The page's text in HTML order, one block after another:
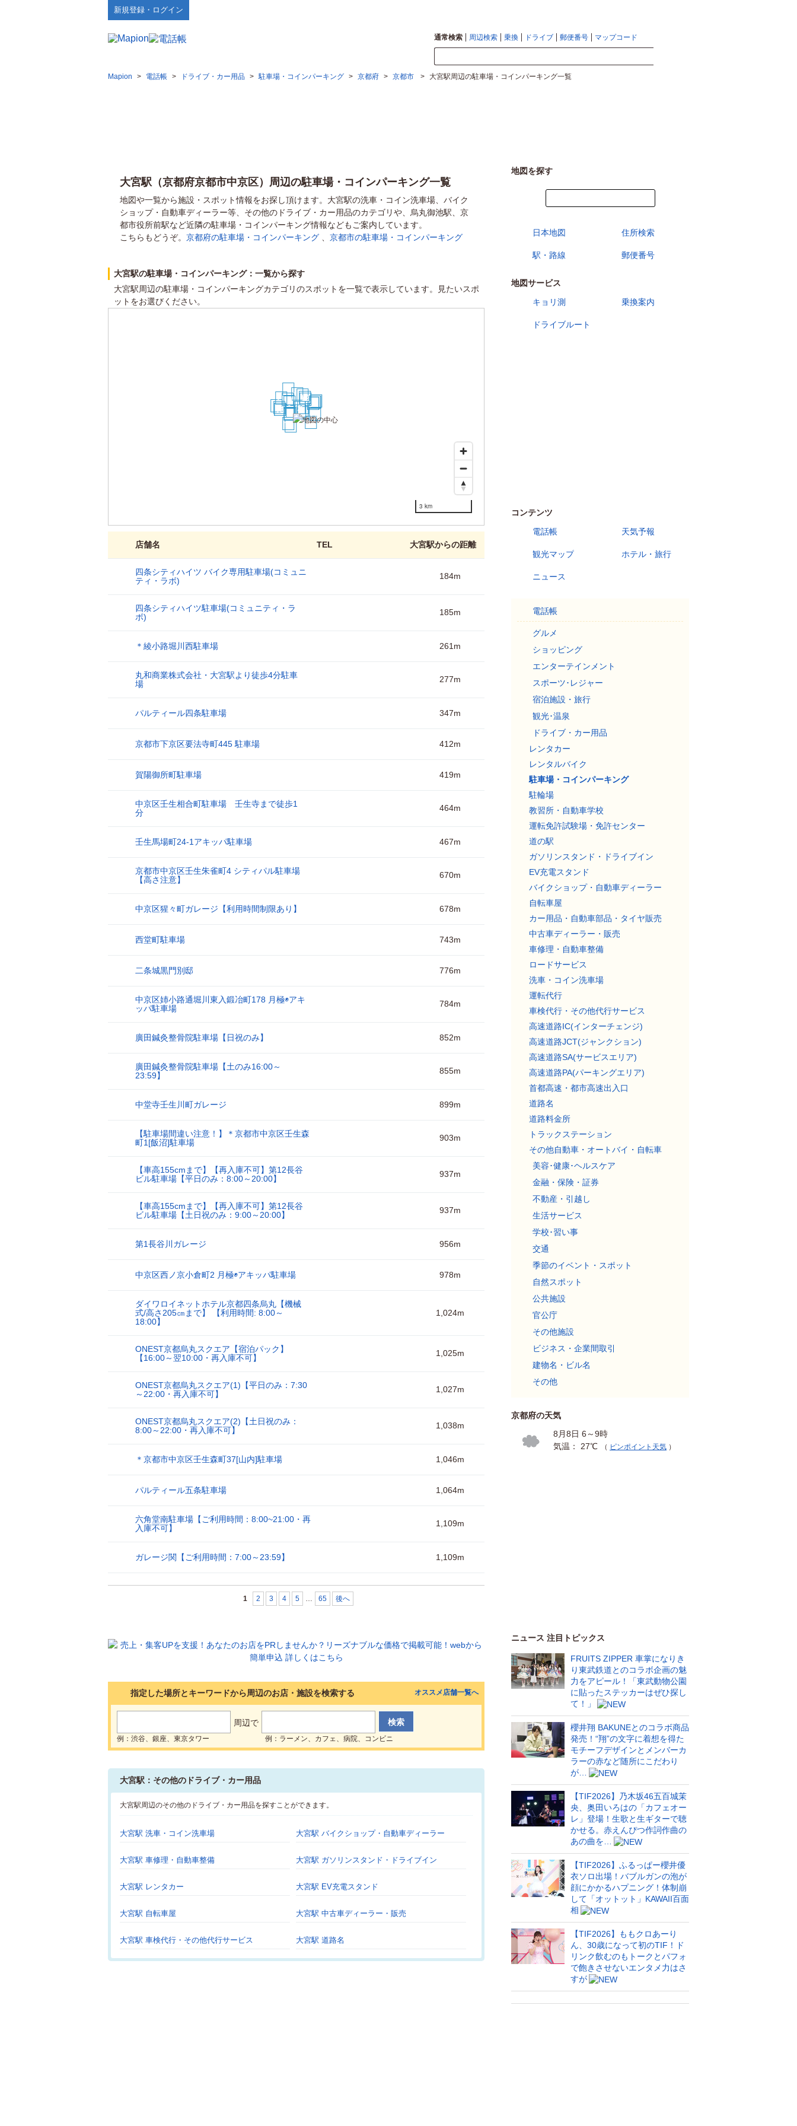
新規登録・ログイン
通常検索 周辺検索 乗換 ドライブ 郵便番号 マップコード
Mapion > 電話帳 > ドライブ・カー用品 > 駐車場・コインパーキング > 京都府 > 京都市 > 大宮駅周辺の駐車場・コインパーキング一覧
大宮駅（京都府京都市中京区）周辺の駐車場・コインパーキング一覧
地図や一覧から施設・スポット情報をお探し頂けます。大宮駅の洗車・コイン洗車場、バイク
ショップ・自動車ディーラー等、その他のドライブ・カー用品のカテゴリや、烏丸御池駅、京
都市役所前駅など近隣の駐車場・コインパーキング情報などもご案内しています。
こちらもどうぞ。 京都府の駐車場・コインパーキング 京都市の駐車場・コインパーキング
大宮駅の駐車場・コインパーキング：一覧から探す
大宮駅周辺の駐車場・コインパーキングカテゴリのスポットを一覧で表示しています。見たいスポ
ットをお選びください。
1
2
3
4 5
6
8
9
10 11
12
1314
15
16
17
18 19
20
21
22
23
24
25
26
27
28
29
30
3 km
店舗名 TEL 大宮駅からの距離
四条シティハイツ バイク専用駐車場(コミュニ
ティ・ラボ)
184m
四条シティハイツ駐車場(コミュニティ・ラ
ボ)
185m
＊綾小路堀川西駐車場 261m
丸和商業株式会社・大宮駅より徒歩4分駐車
場
277m
パルティール四条駐車場 347m
京都市下京区要法寺町445 駐車場 412m
賀陽御所町駐車場 419m
中京区壬生相合町駐車場 壬生寺まで徒歩1
分
464m
壬生馬場町24-1アキッパ駐車場 467m
京都市中京区壬生朱雀町4 シティパル駐車場
【高さ注意】
670m
中京区猩々町ガレージ【利用時間制限あり】 678m
西堂町駐車場 743m
二条城黒門別邸 776m
中京区姉小路通堀川東入鍛冶町178 月極◉アキ
ッパ駐車場
784m
廣田鍼灸整骨院駐車場【日祝のみ】 852m
廣田鍼灸整骨院駐車場【土のみ16:00～
23:59】
855m
中堂寺壬生川町ガレージ 899m
【駐車場間違い注意！】＊京都市中京区壬生森
町1[飯沼]駐車場
903m
【車高155cmまで】【再入庫不可】第12長谷
ビル駐車場【平日のみ：8:00～20:00】
937m
【車高155cmまで】【再入庫不可】第12長谷
ビル駐車場【土日祝のみ：9:00～20:00】
937m
第1長谷川ガレージ 956m
中京区西ノ京小倉町2 月極◉アキッパ駐車場 978m
ダイワロイネットホテル京都四条烏丸【機械
式/高さ205㎝まで】 【利用時間: 8:00～
18:00】
1,024m
ONEST京都烏丸スクエア【宿泊パック】
【16:00～翌10:00・再入庫不可】
1,025m
ONEST京都烏丸スクエア(1)【平日のみ：7:30
～22:00・再入庫不可】
1,027m
ONEST京都烏丸スクエア(2)【土日祝のみ：
8:00～22:00・再入庫不可】
1,038m
＊京都市中京区壬生森町37[山内]駐車場 1,046m
パルティール五条駐車場 1,064m
六角堂南駐車場【ご利用時間：8:00~21:00・再
入庫不可】
1,109m
ガレージ関【ご利用時間：7:00～23:59】 1,109m
1 2 3 4 5 … 65 後へ
指定した場所とキーワードから周辺のお店・施設を検索する
周辺で
例：渋谷、銀座、東京タワー 例：ラーメン、カフェ、病院、コンビニ
オススメ店舗一覧へ
大宮駅：その他のドライブ・カー用品
大宮駅周辺のその他のドライブ・カー用品を探すことができます。
大宮駅 洗車・コイン洗車場 大宮駅 バイクショップ・自動車ディーラー
大宮駅 車修理・自動車整備 大宮駅 ガソリンスタンド・ドライブイン
大宮駅 レンタカー 大宮駅 EV充電スタンド
大宮駅 自転車屋 大宮駅 中古車ディーラー・販売
大宮駅 車検代行・その他代行サービス 大宮駅 道路名
地図を探す
日本地図 住所検索
駅・路線 郵便番号
地図サービス
キョリ測
乗換案内
ドライブルート
コンテンツ
電話帳
天気予報
観光マップ ホテル・旅行
ニュース
電話帳
グルメ
ショッピング
エンターテインメント
スポーツ･レジャー
宿泊施設・旅行
観光･温泉
ドライブ・カー用品
レンタカー
レンタルバイク
駐車場・コインパーキング
駐輪場
教習所・自動車学校
運転免許試験場・免許センター
道の駅
ガソリンスタンド・ドライブイン
EV充電スタンド
バイクショップ・自動車ディーラー
自転車屋
カー用品・自動車部品・タイヤ販売
中古車ディーラー・販売
車修理・自動車整備
ロードサービス
洗車・コイン洗車場
運転代行
車検代行・その他代行サービス
高速道路IC(インターチェンジ)
高速道路JCT(ジャンクション)
高速道路SA(サービスエリア)
高速道路PA(パーキングエリア)
首都高速・都市高速出入口
道路名
道路料金所
トラックステーション
その他自動車・オートバイ・自転車
美容･健康･ヘルスケア
金融・保険・証券
不動産・引越し
生活サービス
学校･習い事
交通
季節のイベント・スポット
自然スポット
公共施設
官公庁
その他施設
ビジネス・企業間取引
建物名・ビル名
その他
京都府の天気
8月8日 6～9時
気温： 27℃
（ ピンポイント天気 ）
ニュース 注目トピックス
FRUITS ZIPPER 車掌になりき
り東武鉄道とのコラボ企画の魅
力をアピール！「東武動物公園
に貼ったステッカーはぜひ探し
て！」
櫻井翔 BAKUNEとのコラボ商品
発売！“翔”の文字に着想を得た
モチーフデザインとメンバーカ
ラーの赤など随所にこだわり
が…
【TIF2026】乃木坂46五百城茉
央、奥田いろはの「カフェオー
レ」登場！生歌と生ギターで聴
かせる。赤えんぴつ作詞作曲の
あの曲を…
【TIF2026】ふるっぱー櫻井優
衣ソロ出場！バブルガンの泡が
顔にかかるハプニング！体制崩
して「オットット」KAWAII百面
相
【TIF2026】ももクロあーり
ん、30歳になって初のTIF！ド
リンク飲むのもトークとパフォ
で飽きさせないエンタメ力はさ
すが